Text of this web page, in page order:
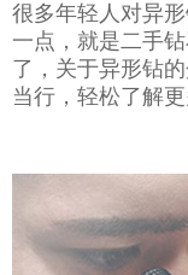
很多年轻人对异
一点，就是二手
了，关于异形钻
当行，轻松了解更